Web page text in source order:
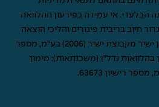
הבלעדי. אי עמידה בפירעון ההלוואה
חיוב בריבית פיגורים והליכי הוצאה
לפועל. הגורם המממן: מימון ישיר מקבוצת ישיר (2006) בע"מ, מספר
המממן בהלוואות נדל"ן (משכנתאות): מימון
רישיון 63673.